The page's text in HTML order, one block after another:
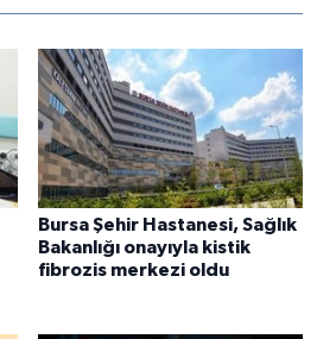
Bursa Şehir Hastanesi, Sağlık
Bakanlığı onayıyla kistik
fibrozis merkezi oldu